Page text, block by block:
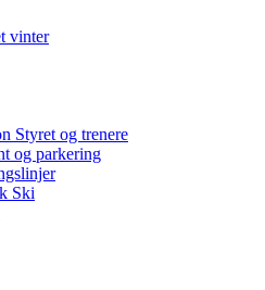
vinter
Styret og trenere
og parkering
Ski